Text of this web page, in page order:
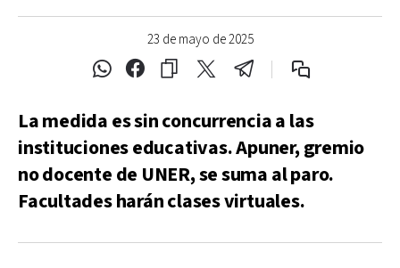
23 de mayo de 2025
La medida es sin concurrencia a las
instituciones educativas. Apuner, gremio
no docente de UNER, se suma al paro.
Facultades harán clases virtuales.